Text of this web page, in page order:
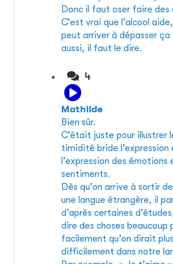
Donc il faut oser faire des
C’est vrai que l’alcool
peut arriver à dépasser ça
aussi, il faut le dire.
4
Mathilde
Bien sûr.
C’était juste pour illustrer
timidité bride l’expression
l’expression des émotions
sentiments.
Dès qu’on arrive à sortir
une langue étrangère, il
d’après certaines
dire des choses beaucoup
facilement qu’on dirait plus
difficilement dans notre